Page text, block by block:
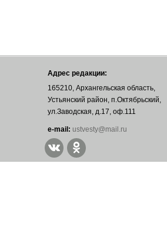
Адрес редакции:
165210, Архангельская область,
Устьянский район, п.Октябрьский,
ул.Заводская, д.17, оф.111
е-mail: ustvesty@mail.ru